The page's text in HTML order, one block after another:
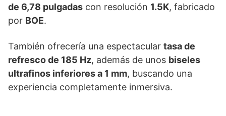
de 6,78 pulgadas con resolución 1.5K, fabricado
por BOE.
También ofrecería una espectacular tasa de
refresco de 185 Hz, además de unos biseles
ultrafinos inferiores a 1 mm, buscando una
experiencia completamente inmersiva.